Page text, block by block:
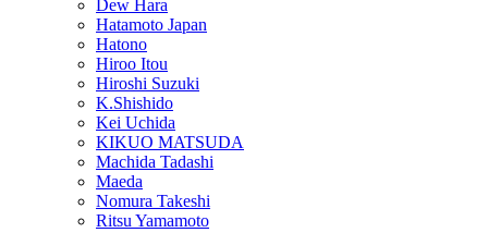
Dew Hara
Hatamoto Japan
Hatono
Hiroo Itou
Hiroshi Suzuki
K.Shishido
Kei Uchida
KIKUO MATSUDA
Machida Tadashi
Maeda
Nomura Takeshi
Ritsu Yamamoto